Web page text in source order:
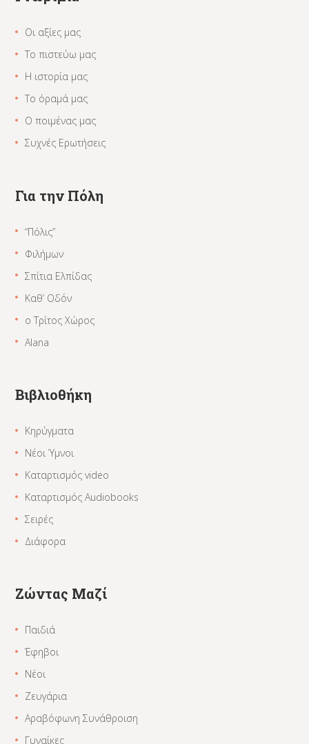
Οι αξίες μας
Το πιστεύω μας
Η ιστορία μας
Το όραμά μας
Ο ποιμένας μας
Συχνές Ερωτήσεις
Για την Πόλη
“Πόλις”
Φιλήμων
Σπίτια Ελπίδας
Καθ’ Οδόν
ο Τρίτος Χώρος
Alana
Βιβλιοθήκη
Κηρύγματα
Νέοι Ύμνοι
Καταρτισμός video
Καταρτισμός Audiobooks
Σειρές
Διάφορα
Ζώντας Μαζί
Παιδιά
Έφηβοι
Νέοι
Ζευγάρια
Αραβόφωνη Συνάθροιση
Γυναίκες